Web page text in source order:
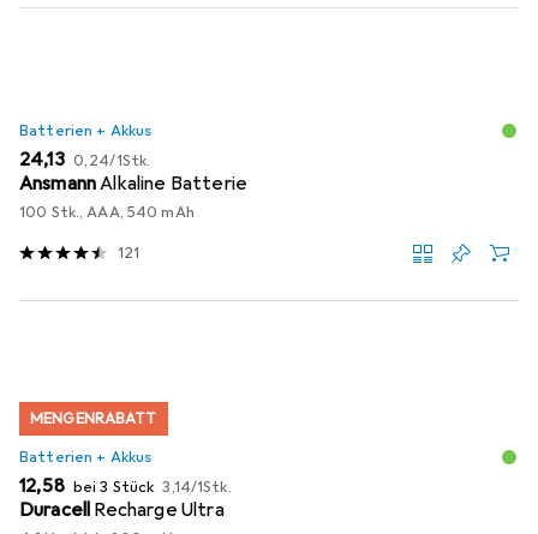
Batterien + Akkus
EUR
24,13 EUR
0,24/1Stk.
AnsmannAlkaline Batterie
100 Stk., AAA, 540 mAh
121
MENGENRABATT
Batterien + Akkus
EUR
12,58 bei 3 Stück EUR
3,14/1Stk.
Duracell Recharge Ultra